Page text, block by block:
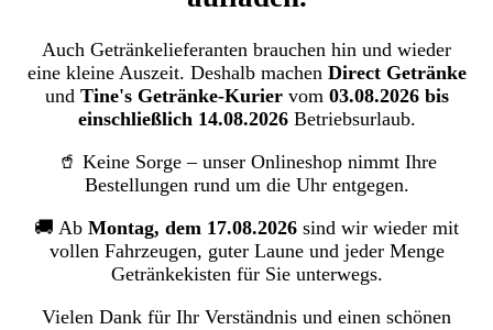
Sekt & Wein
Zur Kategorie Sekt & Wein
Sekt
Champagner
Wein
Zur Kategorie Snack & Haushalt
Süßwaren
Drogerie
Auch Getränkelieferanten brauchen hin und wieder
eine kleine Auszeit. Deshalb machen Direct Getränke
und Tine's Getränke-Kuriervom 03.08.2026 bis
einschließlich 14.08.2026Betriebsurlaub.
🥤 Keine Sorge – unser Onlineshop nimmt Ihre
Bestellungen rund um die Uhr entgegen.
🚚 Ab Montag, dem 17.08.2026 sind wir wieder mit
vollen Fahrzeugen, guter Laune und jeder Menge
Getränkekisten für Sie unterwegs.
Vielen Dank für Ihr Verständnis und einen schönen